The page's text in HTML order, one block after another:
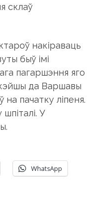
склаў
накіраваць
быў імі
пагаршэння яго
да Варшавы
на пачатку ліпеня.
У
WhatsApp